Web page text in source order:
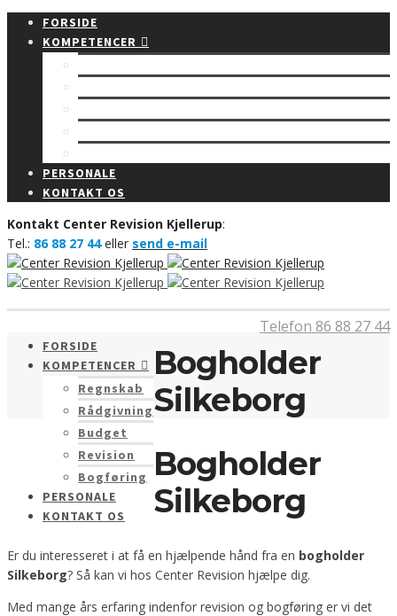
FORSIDE
KOMPETENCER
PERSONALE
KONTAKT OS
Kontakt Center Revision Kjellerup:
Tel.: 86 88 27 44eller send e-mail
Telefon 86 88 27 44
FORSIDE
KOMPETENCER
Regnskab
Rådgivning
Budget
Revision
Bogføring
PERSONALE
KONTAKT OS
Bogholder
Silkeborg
Bogholder
Silkeborg
Er du interesseret i at få en hjælpende hånd fra en bogholder
Silkeborg? Så kan vi hos Center Revision hjælpe dig.
Med mange års erfaring indenfor revision og bogføring er vi det